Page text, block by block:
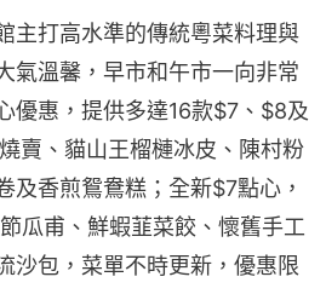
主打高水準的傳統粵菜料理與
氣溫馨，早市和午市一向非常
優惠，提供多達16款$7、$8及
賣、貓山王榴槤冰皮、陳村粉
及香煎鴛鴦糕；全新$7點心，
瓜甫、鮮蝦韮菜餃、懷舊手工
沙包，菜單不時更新，優惠限